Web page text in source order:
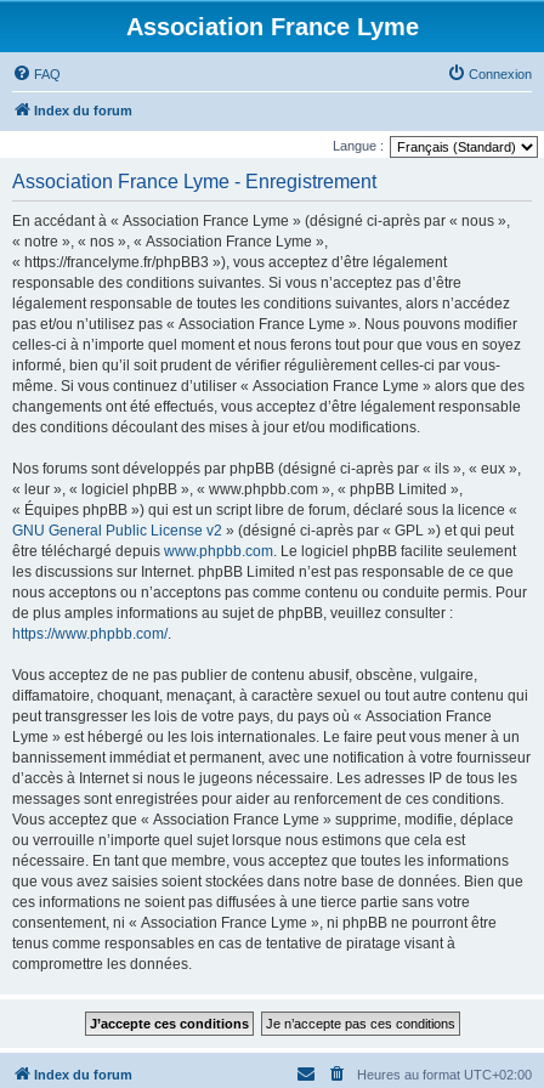
Association France Lyme
FAQ Connexion
Index du forum
Langue :
Association France Lyme - Enregistrement
En accédant à « Association France Lyme » (désigné ci-après par « nous »,
« notre », « nos », « Association France Lyme »,
« https://francelyme.fr/phpBB3 »), vous acceptez d’être légalement
responsable des conditions suivantes. Si vous n’acceptez pas d’être
légalement responsable de toutes les conditions suivantes, alors n’accédez
pas et/ou n’utilisez pas « Association France Lyme ». Nous pouvons modifier
celles-ci à n’importe quel moment et nous ferons tout pour que vous en soyez
informé, bien qu’il soit prudent de vérifier régulièrement celles-ci par vous-
même. Si vous continuez d’utiliser « Association France Lyme » alors que des
changements ont été effectués, vous acceptez d’être légalement responsable
des conditions découlant des mises à jour et/ou modifications.
Nos forums sont développés par phpBB (désigné ci-après par « ils », « eux »,
« leur », « logiciel phpBB », « www.phpbb.com », « phpBB Limited »,
« Équipes phpBB ») qui est un script libre de forum, déclaré sous la licence «
GNU General Public License v2 » (désigné ci-après par « GPL ») et qui peut
être téléchargé depuis www.phpbb.com. Le logiciel phpBB facilite seulement
les discussions sur Internet. phpBB Limited n’est pas responsable de ce que
nous acceptons ou n’acceptons pas comme contenu ou conduite permis. Pour
de plus amples informations au sujet de phpBB, veuillez consulter :
https://www.phpbb.com/.
Vous acceptez de ne pas publier de contenu abusif, obscène, vulgaire,
diffamatoire, choquant, menaçant, à caractère sexuel ou tout autre contenu qui
peut transgresser les lois de votre pays, du pays où « Association France
Lyme » est hébergé ou les lois internationales. Le faire peut vous mener à un
bannissement immédiat et permanent, avec une notification à votre fournisseur
d’accès à Internet si nous le jugeons nécessaire. Les adresses IP de tous les
messages sont enregistrées pour aider au renforcement de ces conditions.
Vous acceptez que « Association France Lyme » supprime, modifie, déplace
ou verrouille n’importe quel sujet lorsque nous estimons que cela est
nécessaire. En tant que membre, vous acceptez que toutes les informations
que vous avez saisies soient stockées dans notre base de données. Bien que
ces informations ne soient pas diffusées à une tierce partie sans votre
consentement, ni « Association France Lyme », ni phpBB ne pourront être
tenus comme responsables en cas de tentative de piratage visant à
compromettre les données.
Index du forum Heures au format UTC+02:00